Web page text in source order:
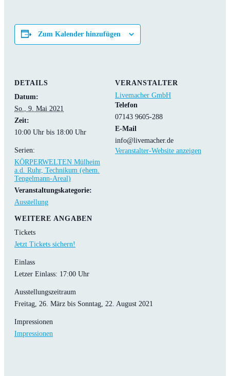
Zum Kalender hinzufügen
DETAILS
Datum:
So., 9. Mai 2021
Zeit:
10:00 Uhr bis 18:00 Uhr
Serien:
KÖRPERWELTEN Mülheim
a.d. Ruhr, Technikum (ehem.
Tengelmann-Areal)
Veranstaltungskategorie:
Ausstellung
VERANSTALTER
Livemacher GmbH
Telefon
07143 9605-288
E-Mail
info@livemacher.de
Veranstalter-Website anzeigen
WEITERE ANGABEN
Tickets
Jetzt Tickets sichern!
Einlass
Letzer Einlass: 17:00 Uhr
Ausstellungszeitraum
Freitag, 26. März bis Sonntag, 22. August 2021
Impressionen
Impressionen